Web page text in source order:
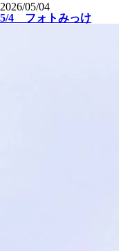
2026/05/04
5/4 フォトみっけ